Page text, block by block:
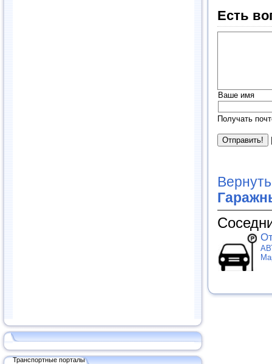
Транспортные порталы
Есть
Ваше имя
Получать